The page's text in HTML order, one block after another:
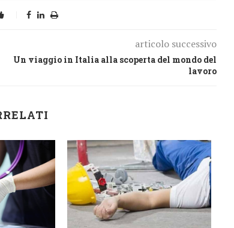
articolo successivo
Un viaggio in Italia alla scoperta del mondo del
lavoro